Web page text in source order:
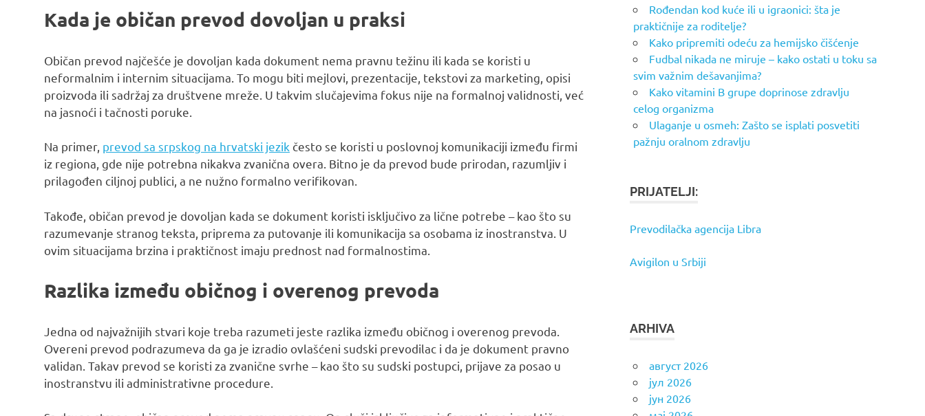
Kada je običan prevod dovoljan u praksi
Običan prevod najčešće je dovoljan kada dokument nema pravnu težinu ili kada se koristi u
neformalnim i internim situacijama. To mogu biti mejlovi, prezentacije, tekstovi za marketing, opisi
proizvoda ili sadržaj za društvene mreže. U takvim slučajevima fokus nije na formalnoj validnosti, već
na jasnoći i tačnosti poruke.
Na primer, prevod sa srpskog na hrvatski jezik često se koristi u poslovnoj komunikaciji između firmi
iz regiona, gde nije potrebna nikakva zvanična overa. Bitno je da prevod bude prirodan, razumljiv i
prilagođen ciljnoj publici, a ne nužno formalno verifikovan.
Takođe, običan prevod je dovoljan kada se dokument koristi isključivo za lične potrebe – kao što su
razumevanje stranog teksta, priprema za putovanje ili komunikacija sa osobama iz inostranstva. U
ovim situacijama brzina i praktičnost imaju prednost nad formalnostima.
Razlika između običnog i overenog prevoda
Jedna od najvažnijih stvari koje treba razumeti jeste razlika između običnog i overenog prevoda.
Overeni prevod podrazumeva da ga je izradio ovlašćeni sudski prevodilac i da je dokument pravno
validan. Takav prevod se koristi za zvanične svrhe – kao što su sudski postupci, prijave za posao u
inostranstvu ili administrativne procedure.
Rođendan kod kuće ili u igraonici: šta je
praktičnije za roditelje?
Kako pripremiti odeću za hemijsko čišćenje
Fudbal nikada ne miruje – kako ostati u toku sa
svim važnim dešavanjima?
Kako vitamini B grupe doprinose zdravlju
celog organizma
Ulaganje u osmeh: Zašto se isplati posvetiti
pažnju oralnom zdravlju
PRIJATELJI:
Prevodilačka agencija Libra
Avigilon u Srbiji
ARHIVA
август 2026
јул 2026
јун 2026